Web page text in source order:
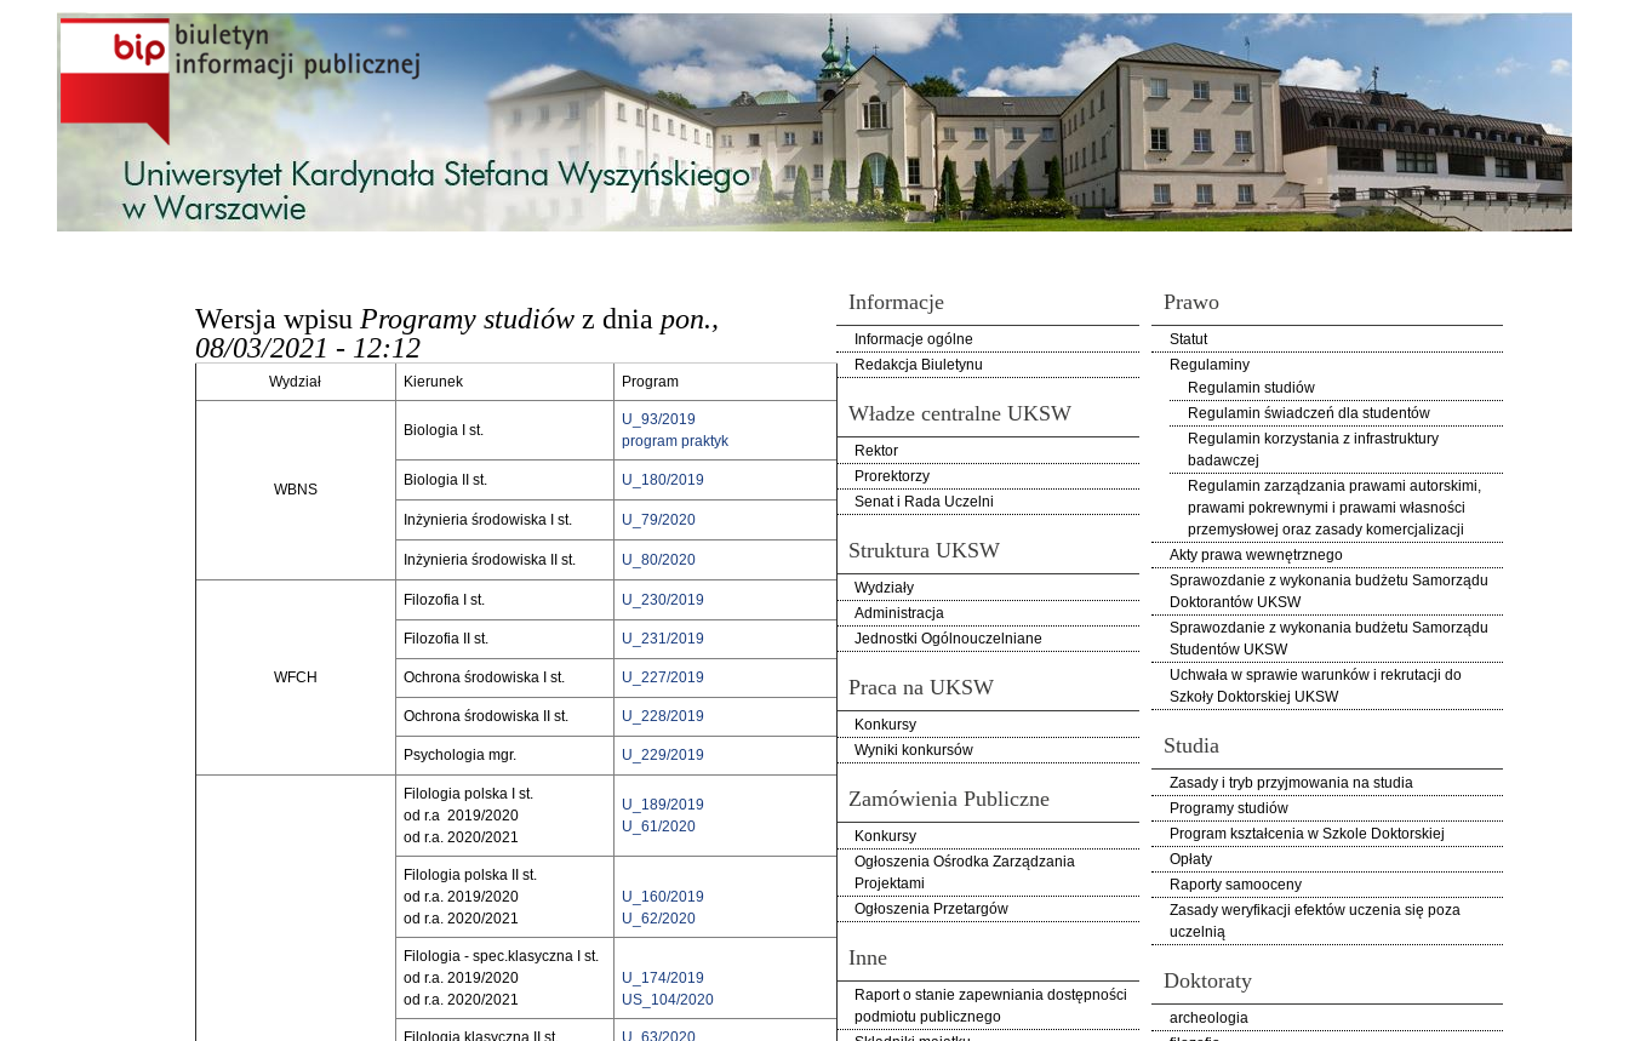
Przejdź do treści
Wersja wpisu Programy studiówz dnia pon.,
08/03/2021 - 12:12
Wydział Kierunek Program
WBNS
Biologia I st.
U_93/2019
program praktyk
Biologia II st. U_180/2019
Inżynieria środowiska I st. U_79/2020
Inżynieria środowiska II st. U_80/2020
WFCH
Filozofia I st. U_230/2019
Filozofia II st. U_231/2019
Ochrona środowiska I st. U_227/2019
Ochrona środowiska II st. U_228/2019
Psychologia mgr. U_229/2019
Filologia polska I st.
od r.a 2019/2020
od r.a. 2020/2021
U_189/2019
U_61/2020
Filologia polska II st.
od r.a. 2019/2020
od r.a. 2020/2021
U_160/2019
U_62/2020
Filologia - spec.klasyczna I st.
od r.a. 2019/2020
od r.a. 2020/2021
U_174/2019
US_104/2020
Filologia klasyczna II st. U_63/2020
Informacje
Informacje ogólne
Redakcja Biuletynu
Władze centralne UKSW
Rektor
Prorektorzy
Senat i Rada Uczelni
Struktura UKSW
Wydziały
Administracja
Jednostki Ogólnouczelniane
Praca na UKSW
Konkursy
Wyniki konkursów
Zamówienia Publiczne
Konkursy
Ogłoszenia Ośrodka Zarządzania
Projektami
Ogłoszenia Przetargów
Inne
Raport o stanie zapewniania dostępności
podmiotu publicznego
Prawo
Statut
Regulaminy
Regulamin studiów
Regulamin świadczeń dla studentów
Regulamin korzystania z infrastruktury
badawczej
Regulamin zarządzania prawami autorskimi,
prawami pokrewnymi i prawami własności
przemysłowej oraz zasady komercjalizacji
Akty prawa wewnętrznego
Sprawozdanie z wykonania budżetu Samorządu
Doktorantów UKSW
Sprawozdanie z wykonania budżetu Samorządu
Studentów UKSW
Uchwała w sprawie warunków i rekrutacji do
Szkoły Doktorskiej UKSW
Studia
Zasady i tryb przyjmowania na studia
Programy studiów
Program kształcenia w Szkole Doktorskiej
Opłaty
Raporty samooceny
Zasady weryfikacji efektów uczenia się poza
uczelnią
Doktoraty
archeologia